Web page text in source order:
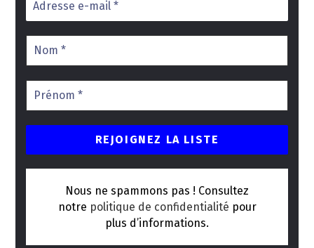
Nous ne spammons pas ! Consultez
notre politique de confidentialité pour
plus d’informations.